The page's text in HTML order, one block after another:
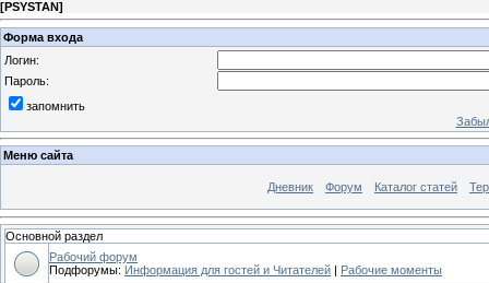
[PSYSTAN]
Форма входа
Логин:
Пароль:
запомнить
Меню сайта
Дневник Форум Каталог статей
Основной раздел
Рабочий форум
Подфорумы: Информация для гостей и Читателей | Рабочие моменты